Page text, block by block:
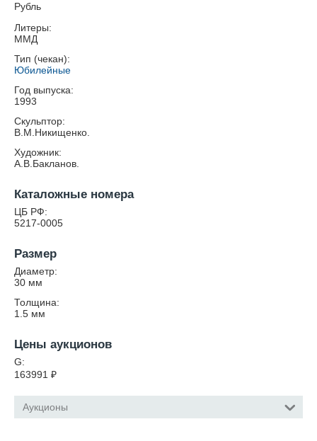
Рубль
Литеры:
ММД
Тип (чекан):
Юбилейные
Год выпуска:
1993
Скульптор:
В.М.Никищенко.
Художник:
А.В.Бакланов.
Каталожные номера
ЦБ РФ:
5217-0005
Размер
Диаметр:
30 мм
Толщина:
1.5 мм
Цены аукционов
G:
163991 ₽
Аукционы